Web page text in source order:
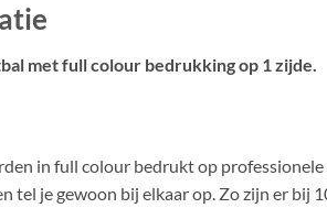
met full colour bedrukking op 1 zijde.
in full colour bedrukt op
tel je gewoon bij elkaar op. Zo zijn er